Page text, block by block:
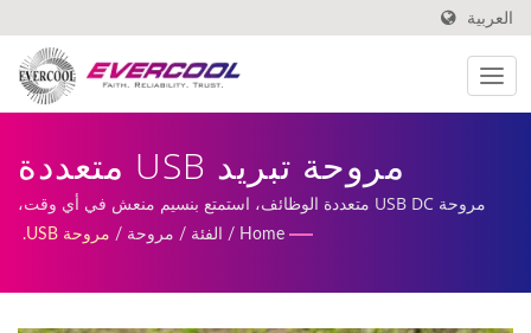
العربية
مروحة تبريد USB متعددة
الوظائف. | مصنع مراوح تبريد
المعالج منخفضة الارتفاع |
EVERCOOL
مروحة USB DC متعددة الوظائف، استمتع بنسيم منعش في أي وقت،
وفي أي مكان. | تشمل خدماتنا مراوح DC مخصصة، وإنتاج وتصنيع
Home
/ الفئة / مروحة / مروحة USB.